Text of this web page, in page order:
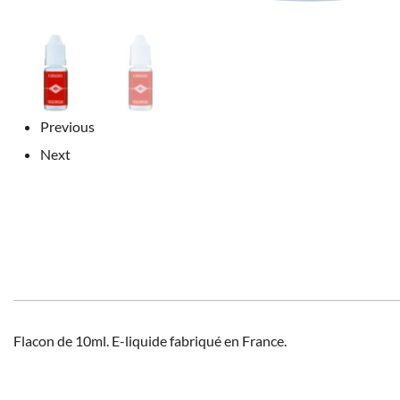
Previous
Next
Flacon de 10ml. E-liquide fabriqué en France.